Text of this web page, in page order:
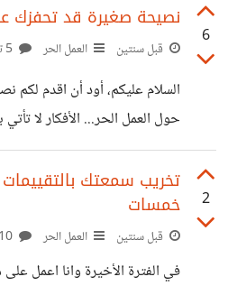
الأشخاص ان ينشئ موقعه الخاص
وستكون هذه فكرة جيدة
مستقبل كبير؟؟
6
نصيحة صغيرة قد تحفزك
قبل سنتين العمل الحر
السلام عليكم، أود أن اقدم لكم
حول العمل الحر... الأفكار لا
ابدأ بتنفيذ ما تفكر به وسترى
أقدمه لمن يسعى إلى العمل
كمستقل. واتمنى دائماً التوفيق
للأعلى.
2
تخريب سمعتك
خمسات
قبل سنتين العمل الحر
في الفترة الأخيرة وانا اعمل